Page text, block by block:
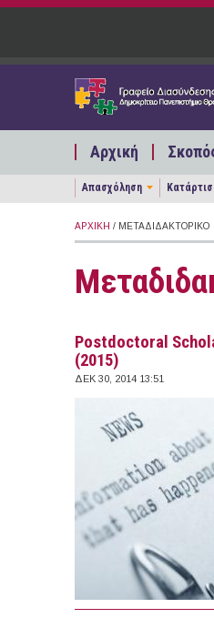
Παράκαμψη προς το κυρίως
Αρχική
Απασχόληση
ΑΡΧΙΚΉ / ΜΕΤΑΔΙΔΑΚΤΟΡΙΚΌ
Postdoctoral
(2015)
ΔΕΚ 30, 2014 13:51